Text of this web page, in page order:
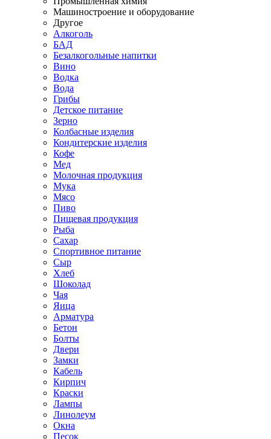
Машиностроение и оборудование
Другое
Алкоголь
БАД
Безалкогольные напитки
Вино
Водка
Вода
Грибы
Детское питание
Зерно
Колбасные изделия
Кондитерские изделия
Кофе
Мед
Молочная продукция
Мука
Мясо
Пиво
Пищевая продукция
Рыба
Сахар
Спортивное питание
Сыр
Хлеб
Шоколад
Чая
Яица
Арматура
Бетон
Болты
Двери
Замки
Кабель
Кирпич
Краски
Лампы
Линолеум
Окна
Песок